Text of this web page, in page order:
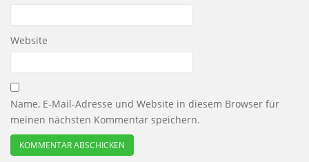
Website
Name, E-Mail-Adresse und Website in diesem Browser für
meinen nächsten Kommentar speichern.